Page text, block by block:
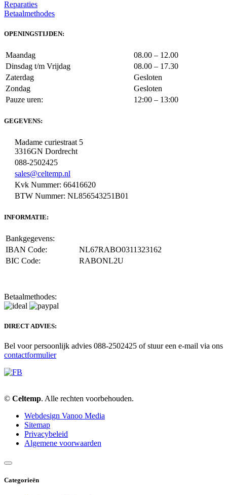
Reparaties
Betaalmethodes
OPENINGSTIJDEN:
Maandag
08.00 – 12.00
Dinsdag t/m Vrijdag
08.00 – 17.30
Zaterdag
Gesloten
Zondag
Gesloten
Pauze uren:
12:00 – 13:00
GEGEVENS:
Madame curiestraat 5
3316GN Dordrecht
088-2502425
sales@celtemp.nl
Kvk Nummer: 66416620
BTW Nummer: NL856543251B01
INFORMATIE:
Bankgegevens:
IBAN Code:
NL67RABO0311323162
BIC Code:
RABONL2U
Betaalmethodes:
DIRECT ADVIES:
Bel voor persoonlijk advies 088-2502425 of stuur een e-mail via ons
contactformulier
© Celtemp. Alle rechten voorbehouden.
Webdesign Vanoo Media
Sitemap
Privacybeleid
Algemene voorwaarden
Categorieën